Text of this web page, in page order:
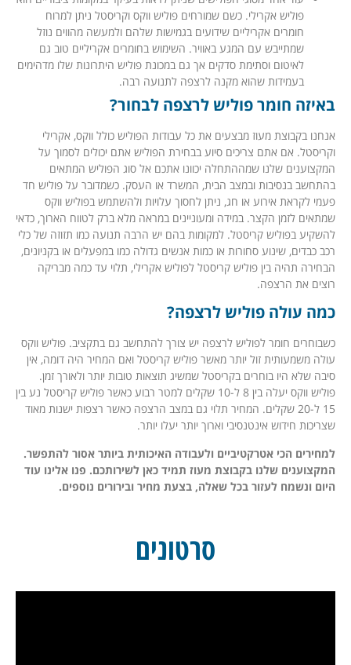
פוליש אקרילי. כשם שמורחים פוליש ווקס וקריסטל ניתן למרוח
חומרים אקריליים שידועים בגמישות שלהם ולמעשה מהווים נוזל
שמתייבש עם המגע באוויר. השימוש בחומרים אקריליים טוב גם
לאיטום וסתימת סדקים אך גם במכונת פוליש היתרונות שלו מדהימים
בעמידות שהוא מקנה לרצפה לתנועה רבה.
באיזה חומר פוליש לרצפה לבחור?
אנחנו בקבוצת מעוז מבצעים את כל עבודות הפוליש כולל ווקס, אקרילי
וקריסטל. אם אתם צריכים סיוע בבחירת הפוליש אתם יכולים לסמוך על
המקצוענים שלנו שמההתחלה יכוונו אתכם אל סוג הפוליש המתאים
בהתחשב בנסיבות ובמצב הבית, המשרד או העסק. כשמדובר על פוליש חד
פעמי לקראת אירוע או חג, ניתן לחסוך עלויות ולהשתמש בפוליש ווקס
שמתאים לזמן הקצר. במידה ומעוניינים במראה מלא ברק לטווח הארוך, כדאי
להשקיע בפוליש קריסטל. למקומות בהם יש הרבה תנועה כמו תזוזה של כלי
רכב כבדים, שינוע סחורות או כמות אנשים גדולה כמו במפעלים או בקניונים,
הבחירה תהיה בין פוליש קריסטל לפוליש אקרילי, תלוי עד כמה מבריקה
רוצים את הרצפה.
כמה עולה פוליש לרצפה?
כשבוחרים חומר לפוליש לרצפה יש צורך להתחשב גם בתקציב. פוליש ווקס
עולה משמעותית זול יותר מאשר פוליש קריסטל ואם המחיר היה דומה, אין
סיבה שלא היו בוחרים בקריסטל שמשיג תוצאות טובות יותר ולאורך זמן.
פוליש ווקס יעלה בין 8 ל-10 שקלים למטר רבוע כאשר פוליש קריסטל נע בין
15 ל-20 שקלים. המחיר תלוי גם במצב הרצפה כאשר רצפות ישנות מאוד
שצריכות חידוש אינטנסיבי וארוך יותר יעלו יותר.
למחירים הכי אטרקטיביים ולעבודה האיכותית ביותר אסור להתפשר.
המקצוענים שלנו בקבוצת מעוז תמיד כאן לשירותכם. פנו אלינו עוד
היום ונשמח לעזור בכל שאלה, בצעת מחיר ובירורים נוספים.
סרטונים